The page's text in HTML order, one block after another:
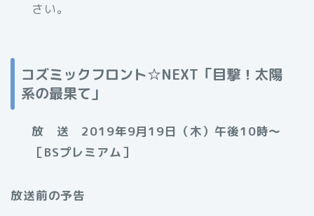
さい。
コズミックフロント☆NEXT「目撃！太陽
系の最果て」
放 送 2019年9月19日（木）午後10時～
［BSプレミアム］
放送前の予告